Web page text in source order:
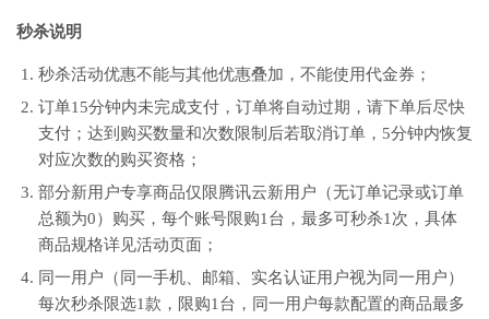
秒杀说明
秒杀活动优惠不能与其他优惠叠加，不能使用代金券；
订单15分钟内未完成支付，订单将自动过期，请下单后尽快
支付；达到购买数量和次数限制后若取消订单，5分钟内恢复
对应次数的购买资格；
部分新用户专享商品仅限腾讯云新用户（无订单记录或订单
总额为0）购买，每个账号限购1台，最多可秒杀1次，具体
商品规格详见活动页面；
同一用户（同一手机、邮箱、实名认证用户视为同一用户）
每次秒杀限选1款，限购1台，同一用户每款配置的商品最多